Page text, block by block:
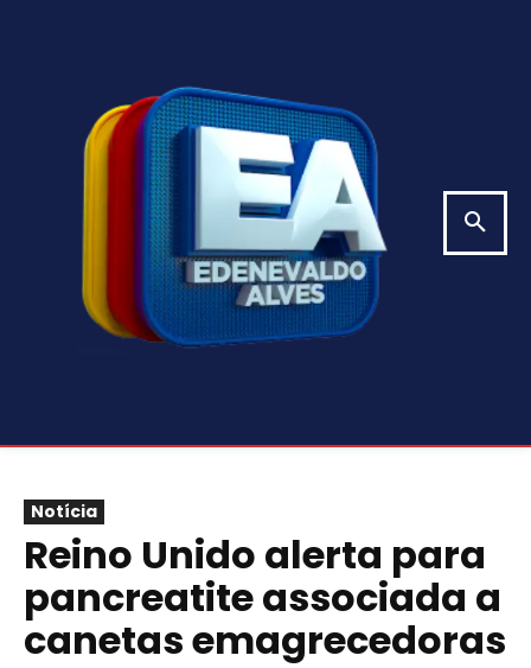
Notícia
Reino Unido alerta para
pancreatite associada a
canetas emagrecedoras